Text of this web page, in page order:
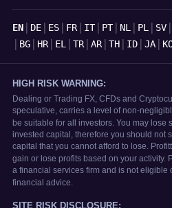
Limbi
EN| DE| ES| FR| IT| PT| NL | PL | SV|
BG| HR| EL | TR| AR| TH| ID| JA|